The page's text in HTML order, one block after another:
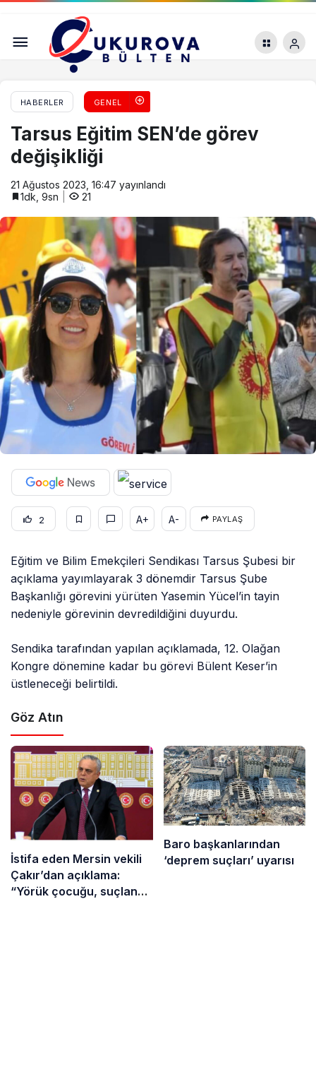
HABERLER GENEL
Tarsus Eğitim SEN’de görev
değişikliği
21 Ağustos 2023, 16:47 yayınlandı
1dk, 9sn
21
2 A+ A- PAYLAŞ
Eğitim ve Bilim Emekçileri Sendikası Tarsus Şubesi bir
açıklama yayımlayarak 3 dönemdir Tarsus Şube
Başkanlığı görevini yürüten Yasemin Yücel’in tayin
nedeniyle görevinin devredildiğini duyurdu.
Sendika tarafından yapılan açıklamada, 12. Olağan
Kongre dönemine kadar bu görevi Bülent Keser’in
üstleneceği belirtildi.
Göz Atın
İstifa eden Mersin vekili
Çakır’dan açıklama:
“Yörük çocuğu, suçlanan
Baro başkanlarından
‘deprem suçları’ uyarısı
Adana’da devrilen kamyonun sürücüsü
yaralandı